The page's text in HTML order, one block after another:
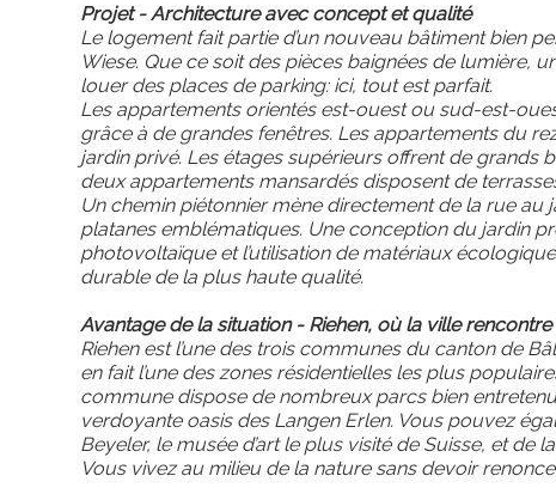
Projet - Architecture avec concept et qualité
Le logement fait partie d’un nouveau bâtiment bien
Wiese. Que ce soit des pièces baignées de lumière,
louer des places de parking: ici, tout est parfait.
Les appartements orientés est-ouest ou sud-est-
grâce à de grandes fenêtres. Les appartements du
jardin privé. Les étages supérieurs offrent de grands
deux appartements mansardés disposent de
Un chemin piétonnier mène directement de la rue
platanes emblématiques. Une conception du jardin
photovoltaïque et l’utilisation de matériaux
durable de la plus haute qualité.
Avantage de la situation - Riehen, où la ville
Riehen est l’une des trois communes du canton de
en fait l’une des zones résidentielles les plus
commune dispose de nombreux parcs bien
verdoyante oasis des Langen Erlen. Vous pouvez
Beyeler, le musée d’art le plus visité de Suisse, et de
Vous vivez au milieu de la nature sans devoir